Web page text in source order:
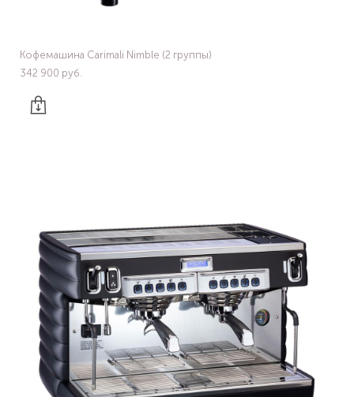
Кофемашина Carimali Nimble (2 группы)
342 900 pуб.